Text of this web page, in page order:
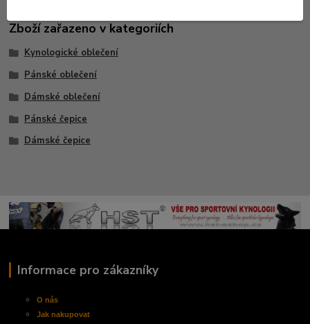
Zboží zařazeno v kategoriích
Kynologické oblečení
Pánské oblečení
Dámské oblečení
Pánské čepice
Dámské čepice
Informace pro zákazníky
O nás
Jak nakupovat